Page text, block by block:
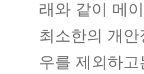
래와 같이 메
최소한의 개
우를 제외하